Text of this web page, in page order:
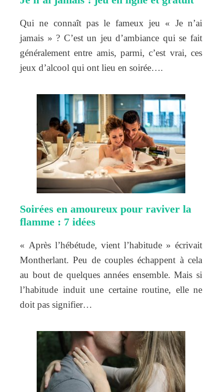
Qui ne connaît pas le fameux jeu « Je n’ai
jamais » ? C’est un jeu d’ambiance qui se fait
généralement entre amis, parmi, c’est vrai, ces
jeux d’alcool qui ont lieu en soirée….
Soirées en amoureux pour raviver la
flamme : 7 idées
« Après l’hébétude, vient l’habitude » écrivait
Montherlant. Peu de couples échappent à cela
au bout de quelques années ensemble. Mais si
l’habitude induit une certaine routine, elle ne
doit pas signifier…